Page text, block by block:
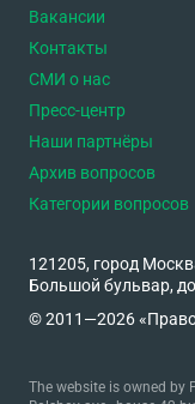
Вакансии
Контакты
СМИ о нас
Пресс-центр
Наши партнёры
Архив вопросов
Категории вопросов
121205, город
Большой бульвар,
© 2011—2026
The website is owned by